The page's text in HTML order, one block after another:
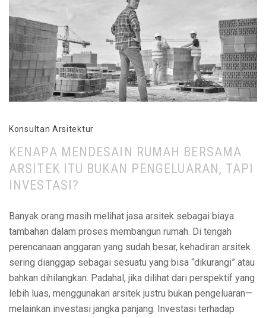
Konsultan Arsitektur
KENAPA MENDESAIN RUMAH BERSAMA
ARSITEK ITU BUKAN PENGELUARAN, TAPI
INVESTASI?
Banyak orang masih melihat jasa arsitek sebagai biaya
tambahan dalam proses membangun rumah. Di tengah
perencanaan anggaran yang sudah besar, kehadiran arsitek
sering dianggap sebagai sesuatu yang bisa “dikurangi” atau
bahkan dihilangkan. Padahal, jika dilihat dari perspektif yang
lebih luas, menggunakan arsitek justru bukan pengeluaran—
melainkan investasi jangka panjang. Investasi terhadap